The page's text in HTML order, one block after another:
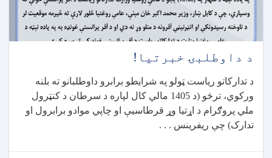
د داوطلبۍ خبرتیا!
د تدارکاتو ریاست ټولو په شرایطو برابرو داوطلبانو ته بلنه
ورکوي، ترڅو (د 1405 مالي کال لپاره د سرطان د کنټرول
ملي پروګرام د اړتيا وړ قرطاسیې او چاپي موادو برابرول او
تدارک) چې ريفرينس . . .